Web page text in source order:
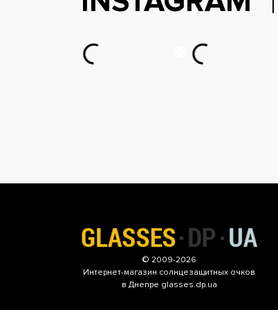
© 2009-2026
Интернет-магазин солнцезащитных очков
в Днепре glasses.dp.ua